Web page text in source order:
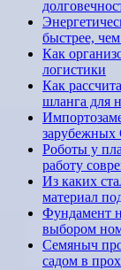
быстрее,
Как
логистики
Как
шланга для
Роботы у
работу
Из каких
материал
Фундамент
выбором
Семяныч
садом в